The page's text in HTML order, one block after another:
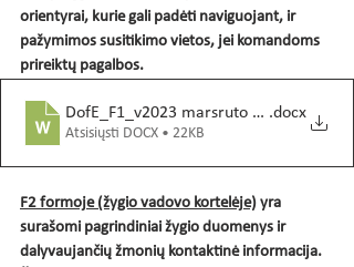
orientyrai, kurie gali padėti naviguojant, ir
pažymimos susitikimo vietos, jei komandoms
prireiktų pagalbos.
DofE_F1_v2023 marsruto kortele
.docx
Atsisiųsti DOCX • 22KB
F2 formoje (žygio vadovo kortelėje) yra
surašomi pagrindiniai žygio duomenys ir
dalyvaujančių žmonių kontaktinė informacija.